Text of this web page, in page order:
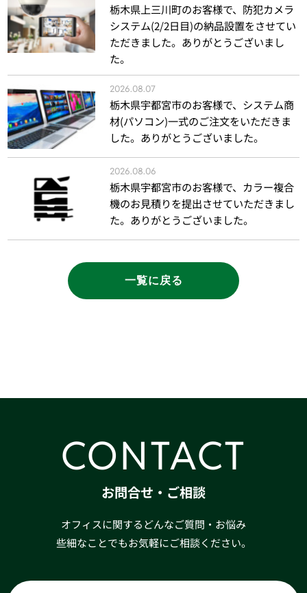
栃木県上三川町のお客様で、防犯カメラ
システム(2/2日目)の納品設置をさせてい
ただきました。ありがとうございまし
た。
2026.08.07
栃木県宇都宮市のお客様で、システム商
材(パソコン)一式のご注文をいただきま
した。ありがとうございました。
2026.08.06
栃木県宇都宮市のお客様で、カラー複合
機のお見積りを提出させていただきまし
た。ありがとうございました。
一覧に戻る
CONTACT
お問合せ・ご相談
オフィスに関するどんなご質問・お悩み
些細なことでもお気軽にご相談ください。